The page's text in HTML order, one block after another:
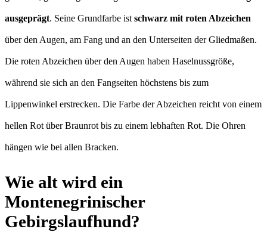
ausgeprägt. Seine Grundfarbe istschwarz mit roten Abzeichen
über den Augen, am Fang und an den Unterseiten der Gliedmaßen.
Die roten Abzeichen über den Augen haben Haselnussgröße,
während sie sich an den Fangseiten höchstens bis zum
Lippenwinkel erstrecken. Die Farbe der Abzeichen reicht von einem
hellen Rot über Braunrot bis zu einem lebhaften Rot. Die Ohren
hängen wie bei allen Bracken.
Wie alt wird ein
Montenegrinischer
Gebirgslaufhund?